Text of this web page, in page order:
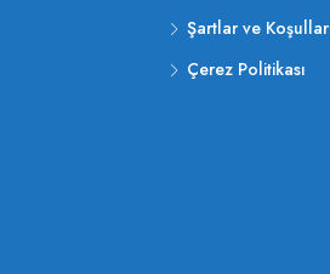
Şartlar ve Koşullar
Çerez Politikası